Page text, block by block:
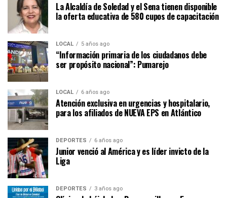
La Alcaldía de Soledad y el Sena tienen disponible
la oferta educativa de 580 cupos de capacitación
LOCAL 5 años ago
“Información primaria de los ciudadanos debe
ser propósito nacional”: Pumarejo
LOCAL 6 años ago
Atención exclusiva en urgencias y hospitalario,
para los afiliados de NUEVA EPS en Atlántico
DEPORTES 6 años ago
Junior venció al América y es líder invicto de la
Liga
DEPORTES 3 años ago